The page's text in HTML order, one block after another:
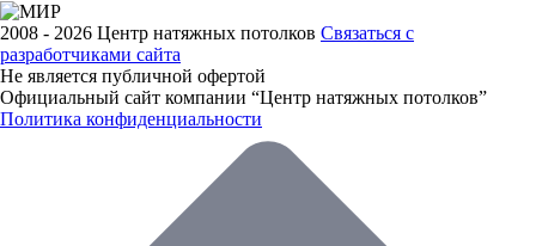
2008 - 2026 Центр натяжных потолков Связаться с
разработчиками сайта
Не является публичной офертой
Официальный сайт компании “Центр натяжных потолков”
Политика конфиденциальности